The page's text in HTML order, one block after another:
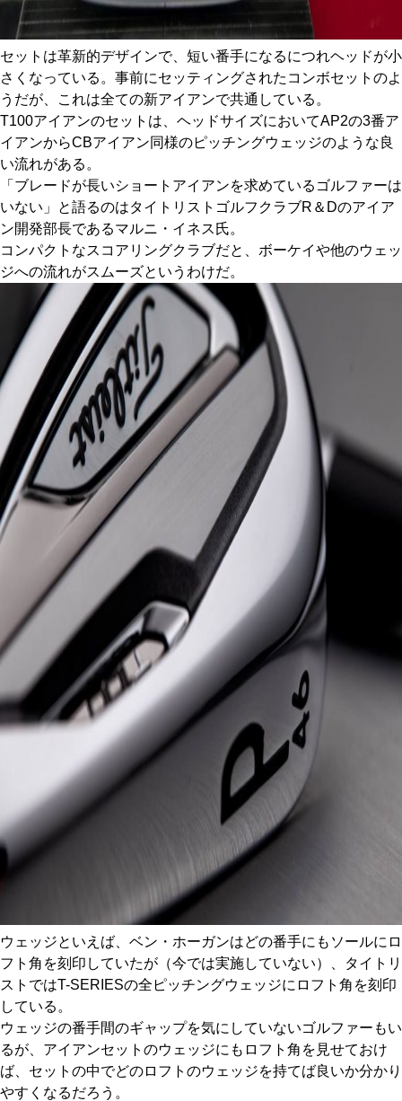
セットは革新的デザインで、短い番手になるにつれヘッドが小
さくなっている。事前にセッティングされたコンボセットのよ
うだが、これは全ての新アイアンで共通している。
T100アイアンのセットは、ヘッドサイズにおいてAP2の3番ア
イアンからCBアイアン同様のピッチングウェッジのような良
い流れがある。
「ブレードが長いショートアイアンを求めているゴルファーは
いない」と語るのはタイトリストゴルフクラブR＆Dのアイア
ン開発部長であるマルニ・イネス氏。
コンパクトなスコアリングクラブだと、ボーケイや他のウェッ
ジへの流れがスムーズというわけだ。
ウェッジといえば、ベン・ホーガンはどの番手にもソールにロ
フト角を刻印していたが（今では実施していない）、タイトリ
ストではT-SERIESの全ピッチングウェッジにロフト角を刻印
している。
ウェッジの番手間のギャップを気にしていないゴルファーもい
るが、アイアンセットのウェッジにもロフト角を見せておけ
ば、セットの中でどのロフトのウェッジを持てば良いか分かり
やすくなるだろう。